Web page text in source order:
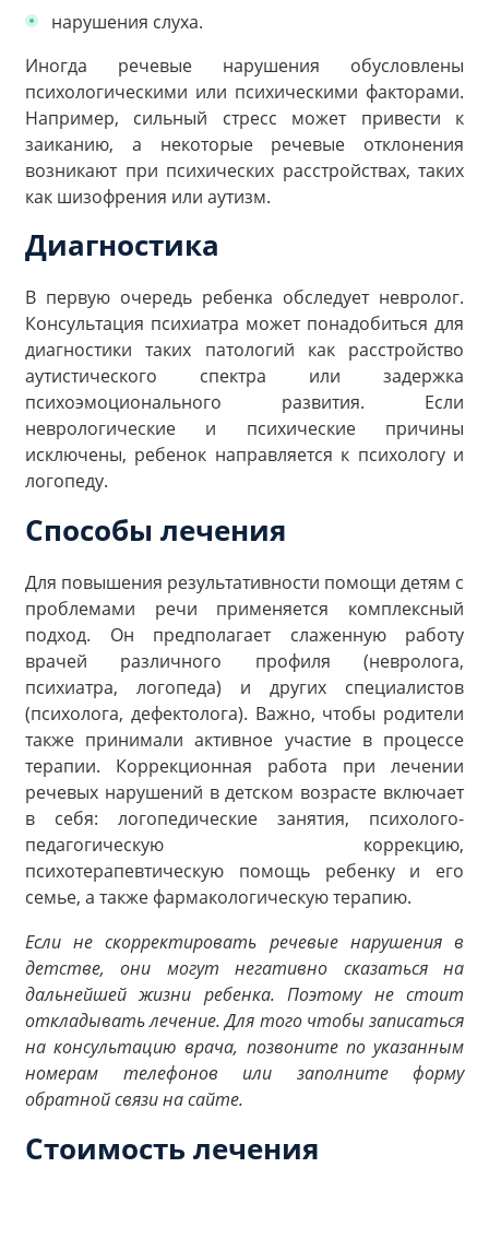
нарушения слуха.
Иногда речевые нарушения обусловлены
психологическими или психическими факторами.
Например, сильный стресс может привести к
заиканию, а некоторые речевые отклонения
возникают при психических расстройствах, таких
как шизофрения или аутизм.
Диагностика
В первую очередь ребенка обследует невролог.
Консультация психиатра может понадобиться для
диагностики таких патологий как расстройство
аутистического спектра или задержка
психоэмоционального развития. Если
неврологические и психические причины
исключены, ребенок направляется к психологу и
логопеду.
Способы лечения
Для повышения результативности помощи детям с
проблемами речи применяется комплексный
подход. Он предполагает слаженную работу
врачей различного профиля (невролога,
психиатра, логопеда) и других специалистов
(психолога, дефектолога). Важно, чтобы родители
также принимали активное участие в процессе
терапии. Коррекционная работа при лечении
речевых нарушений в детском возрасте включает
в себя: логопедические занятия, психолого-
педагогическую коррекцию,
психотерапевтическую помощь ребенку и его
семье, а также фармакологическую терапию.
Если не скорректировать речевые нарушения в
детстве, они могут негативно сказаться на
дальнейшей жизни ребенка. Поэтому не стоит
откладывать лечение. Для того чтобы записаться
на консультацию врача, позвоните по указанным
номерам телефонов или заполните форму
обратной связи на сайте.
Стоимость лечения